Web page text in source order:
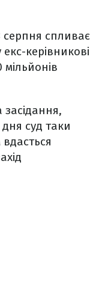
серпня спливає
керівникові
суд таки